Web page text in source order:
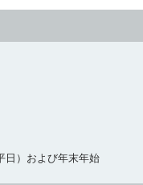
日）および年末年始